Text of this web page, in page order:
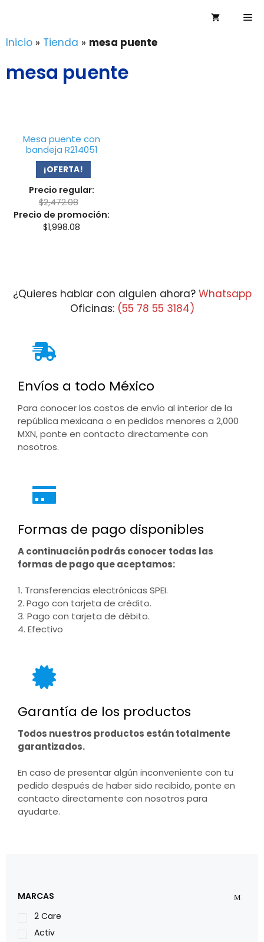
contenido
Inicio » Tienda » mesa puente
mesa puente
Mesa puente con
bandeja R214051
¡OFERTA!
Precio regular:
$2,472.08
Precio de promoción:
$1,998.08
¿Quieres hablar con alguien ahora? Whatsapp
Oficinas: (55 78 55 3184)
Envíos a todo México
Para conocer los costos de envío al interior de la
república mexicana o en pedidos menores a 2,000
MXN, ponte en contacto directamente con
nosotros.
Formas de pago disponibles
A continuación podrás conocer todas las
formas de pago que aceptamos:
1. Transferencias electrónicas SPEI.
2. Pago con tarjeta de crédito.
3. Pago con tarjeta de débito.
4. Efectivo
Garantía de los productos
Todos nuestros productos están totalmente
garantizados.
En caso de presentar algún inconveniente con tu
pedido después de haber sido recibido, ponte en
contacto directamente con nosotros para
ayudarte.
MARCAS
2 Care
Activ